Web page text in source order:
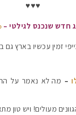
♥♥♥
זמין עכשיו בארץ גם
– מה לא נאמר על
מעולים! ויש טון